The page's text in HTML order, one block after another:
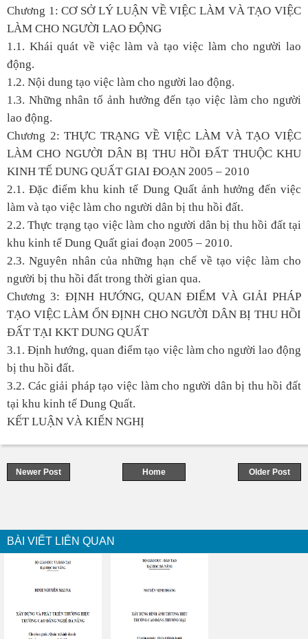
Chương 1: CƠ SỞ LÝ LUẬN VỀ VIỆC LÀM VÀ TẠO VIỆC
LÀM CHO NGƯỜI LAO ĐỘNG
1.1. Khái quát về việc làm và tạo việc làm cho người lao
động.
1.2. Nội dung tạo việc làm cho người lao động.
1.3. Những nhân tố ảnh hưởng đến tạo việc làm cho người
lao động.
Chương 2: THỰC TRẠNG VỀ VIỆC LÀM VÀ TẠO VIỆC
LÀM CHO NGƯỜI DÂN BỊ THU HỒI ĐẤT THUỘC KHU
KINH TẾ DUNG QUẤT GIAI ĐOẠN 2005 – 2010
2.1. Đặc điểm khu kinh tế Dung Quất ảnh hưởng đến việc
làm và tạo việc làm cho người dân bị thu hồi đất.
2.2. Thực trạng tạo việc làm cho người dân bị thu hồi đất tại
khu kinh tế Dung Quất giai đoạn 2005 – 2010.
2.3. Nguyên nhân của những hạn chế về tạo việc làm cho
người bị thu hồi đất trong thời gian qua.
Chương 3: ĐỊNH HƯỚNG, QUAN ĐIỂM VÀ GIẢI PHÁP
TẠO VIỆC LÀM ỔN ĐỊNH CHO NGƯỜI DÂN BỊ THU HỒI
ĐẤT TẠI KKT DUNG QUẤT
3.1. Định hướng, quan điểm tạo việc làm cho người lao động
bị thu hồi đất.
3.2. Các giải pháp tạo việc làm cho người dân bị thu hồi đất
tại khu kinh tế Dung Quất.
KẾT LUẬN VÀ KIẾN NGHỊ
Newer Post Older Post
Home
BÀI VIẾT LIÊN QUAN